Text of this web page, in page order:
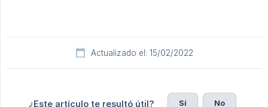
Actualizado el: 15/02/2022
¿Este artículo te resultó útil? Sí No